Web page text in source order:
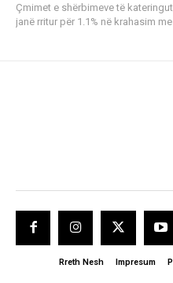
Çmimet e shërbimeve të
janë rritur për 1.1% në krahasim me
Rreth Nesh Impresum